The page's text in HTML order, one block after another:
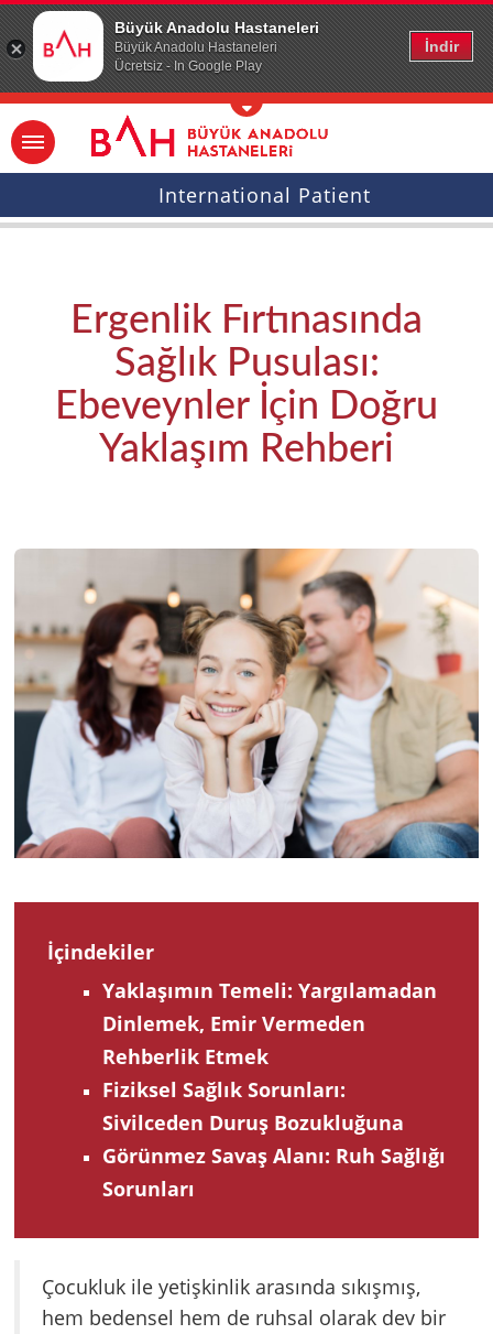
Büyük Anadolu Hastaneleri
Büyük Anadolu Hastaneleri
Ücretsiz - In Google Play
İndir
Ana icerige atla
International Patient
Ergenlik Fırtınasında
Sağlık Pusulası:
Ebeveynler İçin Doğru
Yaklaşım Rehberi
İçindekiler
Yaklaşımın Temeli: Yargılamadan
Dinlemek, Emir Vermeden
Rehberlik Etmek
Fiziksel Sağlık Sorunları:
Sivilceden Duruş Bozukluğuna
Görünmez Savaş Alanı: Ruh Sağlığı
Sorunları
Çocukluk ile yetişkinlik arasında sıkışmış,
hem bedensel hem de ruhsal olarak dev bir